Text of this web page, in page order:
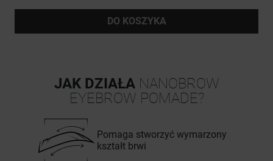
DO KOSZYKA
JAK DZIAŁANANOBROW
EYEBROW POMADE?
Pomaga stworzyć wymarzony
kształt brwi